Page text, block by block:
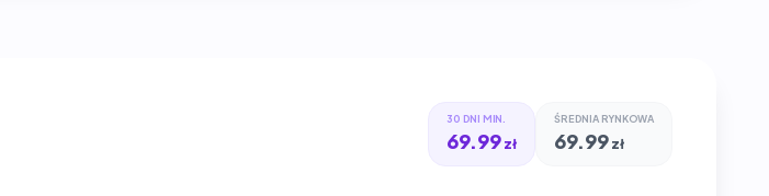
30 DNI MIN.
69.99 zł
ŚREDNIA RYNKOWA
69.99 zł